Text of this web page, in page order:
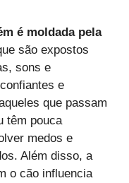
é moldada pela
são expostos
sons e
e
que passam
têm pouca
medos e
Além disso, a
o cão influencia